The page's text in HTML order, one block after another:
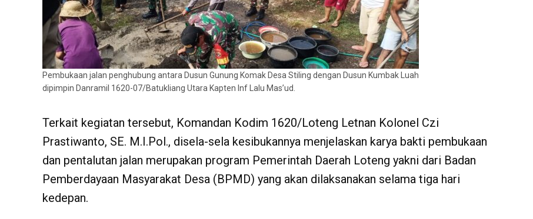
Pembukaan jalan penghubung antara Dusun Gunung Komak Desa Stiling dengan Dusun Kumbak Luah
dipimpin Danramil 1620-07/Batukliang Utara Kapten Inf Lalu Mas’ud.
Terkait kegiatan tersebut, Komandan Kodim 1620/Loteng Letnan Kolonel Czi
Prastiwanto, SE. M.I.Pol., disela-sela kesibukannya menjelaskan karya bakti pembukaan
dan pentalutan jalan merupakan program Pemerintah Daerah Loteng yakni dari Badan
Pemberdayaan Masyarakat Desa (BPMD) yang akan dilaksanakan selama tiga hari
kedepan.